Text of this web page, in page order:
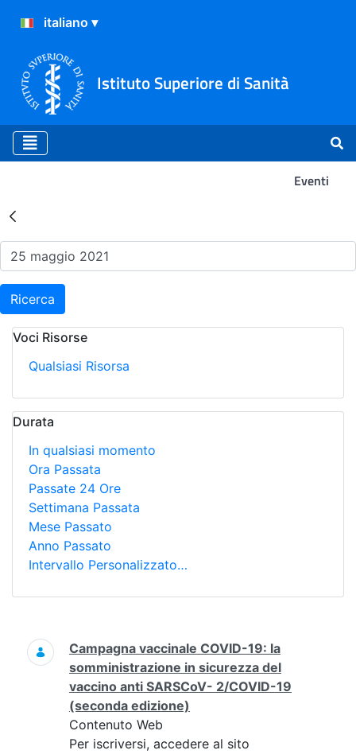
Istituto Superiore di Sanità
Eventi
Risultati della Ricerca -
Ricerca
Voci Risorse
Qualsiasi Risorsa
Durata
In qualsiasi momento
Ora Passata
Passate 24 Ore
Settimana Passata
Mese Passato
Anno Passato
Intervallo Personalizzato…
Ricerca
Campagna vaccinale COVID-19: la
somministrazione in sicurezza del
vaccino anti SARSCoV- 2/COVID-19
(seconda edizione)
Contenuto Web
Per iscriversi, accedere al sito